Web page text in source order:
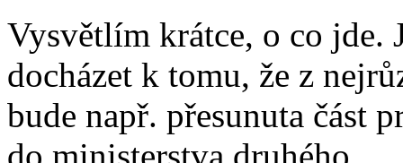
Vysvětlím krátce, o co jde.
docházet k tomu, že z
bude např. přesunuta část
do ministerstva druhého.